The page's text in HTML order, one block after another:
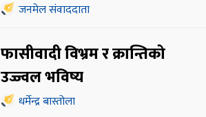
जनमेल संवाददाता
फासीवादी विभ्रम र क्रान्तिको
उज्ज्वल भविष्य
धर्मेन्द्र बास्तोला